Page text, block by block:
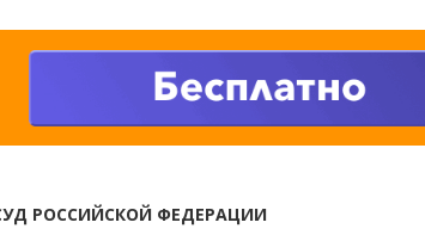
РОССИЙСКОЙ ФЕДЕРАЦИИ